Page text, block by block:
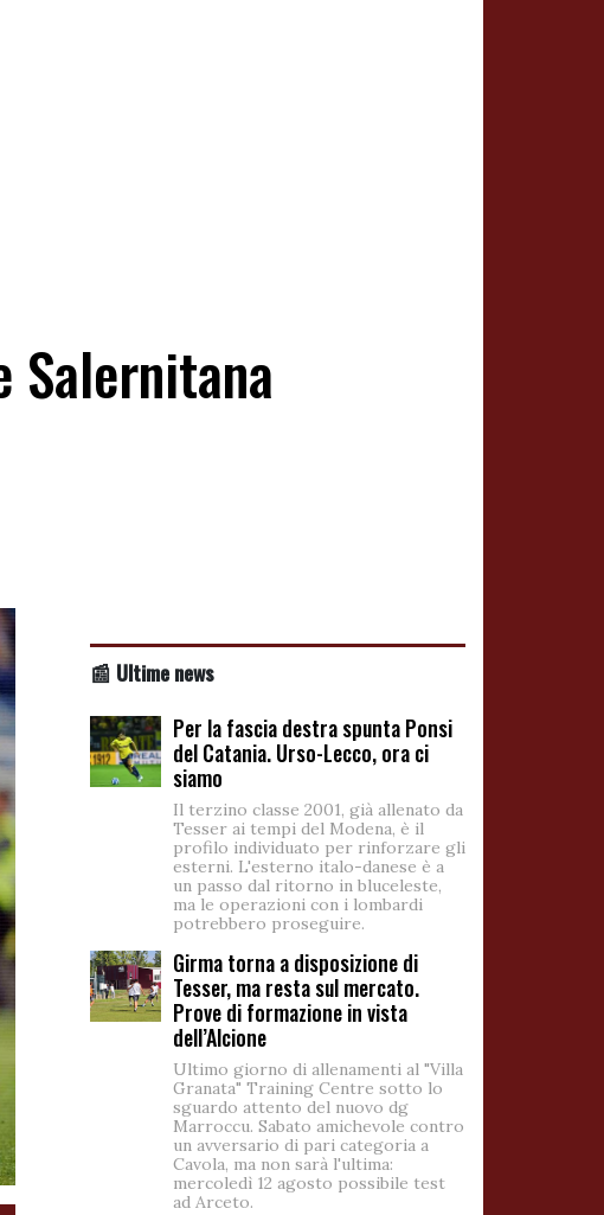
Salernitana
📰 Ultime news
Per la fascia destra spunta Ponsi
del Catania. Urso-Lecco, ora ci
siamo
Il terzino classe 2001, già allenato da
Tesser ai tempi del Modena, è il
profilo individuato per rinforzare gli
esterni. L'esterno italo-danese è a
un passo dal ritorno in bluceleste,
ma le operazioni con i lombardi
potrebbero proseguire.
Girma torna a disposizione di
Tesser, ma resta sul mercato.
Prove di formazione in vista
dell’Alcione
Ultimo giorno di allenamenti al "Villa
Granata" Training Centre sotto lo
sguardo attento del nuovo dg
Marroccu. Sabato amichevole contro
un avversario di pari categoria a
Cavola, ma non sarà l'ultima:
mercoledì 12 agosto possibile test
ad Arceto.